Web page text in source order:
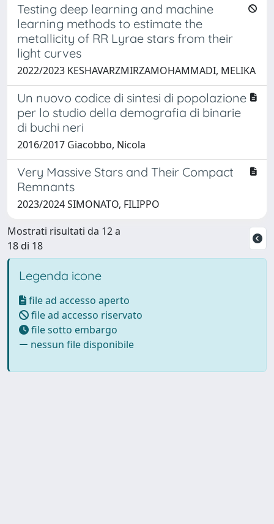
Testing deep learning and machine
learning methods to estimate the
metallicity of RR Lyrae stars from their
light curves
2022/2023 KESHAVARZMIRZAMOHAMMADI, MELIKA
Un nuovo codice di sintesi di popolazione
per lo studio della demografia di binarie
di buchi neri
2016/2017 Giacobbo, Nicola
Very Massive Stars and Their Compact
Remnants
2023/2024 SIMONATO, FILIPPO
Mostrati risultati da 12 a
18 di 18
Legenda icone
file ad accesso aperto
file ad accesso riservato
file sotto embargo
nessun file disponibile